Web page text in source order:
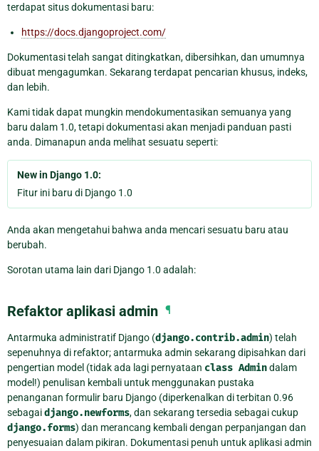
terdapat situs dokumentasi baru:
https://docs.djangoproject.com/
Dokumentasi telah sangat ditingkatkan, dibersihkan, dan umumnya
dibuat mengagumkan. Sekarang terdapat pencarian khusus, indeks,
dan lebih.
Kami tidak dapat mungkin mendokumentasikan semuanya yang
baru dalam 1.0, tetapi dokumentasi akan menjadi panduan pasti
anda. Dimanapun anda melihat sesuatu seperti:
New in Django 1.0:
Fitur ini baru di Django 1.0
Anda akan mengetahui bahwa anda mencari sesuatu baru atau
berubah.
Sorotan utama lain dari Django 1.0 adalah:
Refaktor aplikasi admin ¶
Antarmuka administratif Django (django.contrib.admin) telah
sepenuhnya di refaktor; antarmuka admin sekarang dipisahkan dari
pengertian model (tidak ada lagi pernyataan class Admindalam
model!) penulisan kembali untuk menggunakan pustaka
penanganan formulir baru Django (diperkenalkan di terbitan 0.96
sebagaidjango.newforms, dan sekarang tersedia sebagai cukup
django.forms) dan merancang kembali dengan perpanjangan dan
penyesuaian dalam pikiran. Dokumentasi penuh untuk aplikasi admin